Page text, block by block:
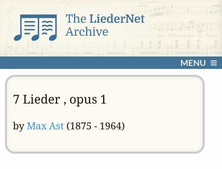
MENU
7 Lieder , opus 1
byMax Ast(1875 - 1964)